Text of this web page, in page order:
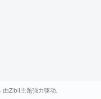
· 由Zibll主题强力驱动.